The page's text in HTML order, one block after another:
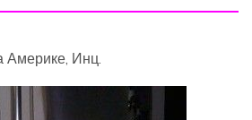
Америке, Инц.